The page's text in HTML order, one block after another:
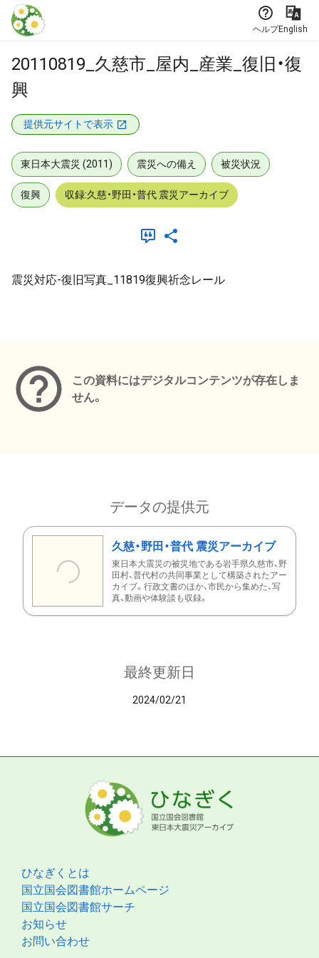
本文に飛ぶ
ヘルプEnglish
20110819_久慈市_屋内_産業_復旧・復
興
提供元サイトで表示
東日本大震災 (2011) 震災への備え 被災状況
復興 収録:久慈・野田・普代 震災アーカイブ
震災対応-復旧写真_11819復興祈念レール
この資料にはデジタルコンテンツが存在しま
せん。
データの提供元
久慈・野田・普代 震災アーカイブ
東日本大震災の被災地である岩手県久慈市、野
田村、普代村の共同事業として構築されたアー
カイブ。行政文書のほか、市民から集めた、写
真、動画や体験談も収録。
最終更新日
2024/02/21
ひなぎくとは
国立国会図書館ホームページ
国立国会図書館サーチ
お知らせ
お問い合わせ